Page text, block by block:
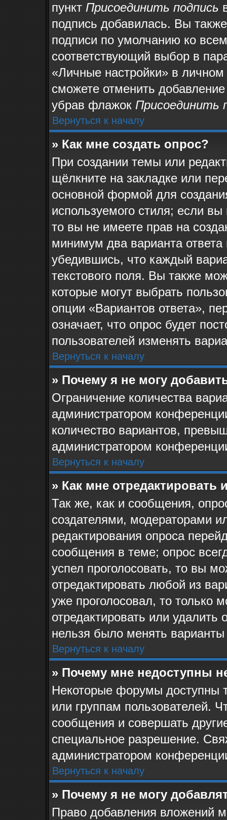
пункт Присоединить подпись
подпись добавилась. Вы
подписи по умолчанию ко
соответствующий выбор в
«Личные настройки» в
сможете отменить
убрав флажок Присоединить
Вернуться к началу
» Как мне создать опрос?
При создании темы или
щёлкните на закладке или
основной формой для
используемого стиля; если
то вы не имеете прав на
минимум два варианта
убедившись, что каждый
текстового поля. Вы также
которые могут выбрать
опции «Вариантов ответа»,
означает, что опрос будет
пользователей изменять
Вернуться к началу
» Почему я не могу
Ограничение количества
администратором
количество вариантов,
администратором
Вернуться к началу
» Как мне отредактировать
Так же, как и сообщения,
создателями, модераторами
редактирования опроса
сообщения в теме; опрос
успел проголосовать, то вы
отредактировать любой из
уже проголосовал, то только
отредактировать или
нельзя было менять
Вернуться к началу
» Почему мне недоступны
Некоторые форумы доступны
или группам пользователей.
сообщения и совершать
специальное разрешение.
администратором
Вернуться к началу
» Почему я не могу
Право добавления вложений